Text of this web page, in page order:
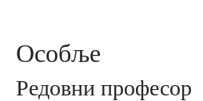
Особље
Редовни професор